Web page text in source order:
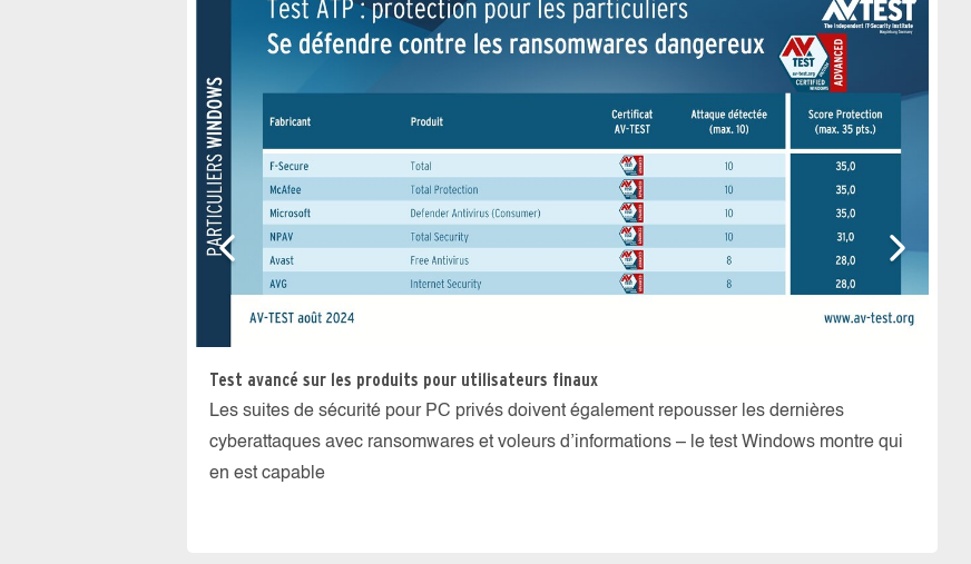
Test avancé sur les produits pour utilisateurs finaux
Les suites de sécurité pour PC privés doivent également repousser les dernières
cyberattaques avec ransomwares et voleurs d’informations – le test Windows montre qui
en est capable